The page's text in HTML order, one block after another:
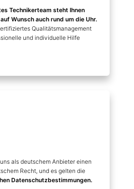
Technikerteam steht Ihnen
Wunsch auch rund um die Uhr.
Qualitätsmanagement
und individuelle Hilfe
als deutschem Anbieter einen
Recht, und es gelten die
Datenschutz­bestimmungen.